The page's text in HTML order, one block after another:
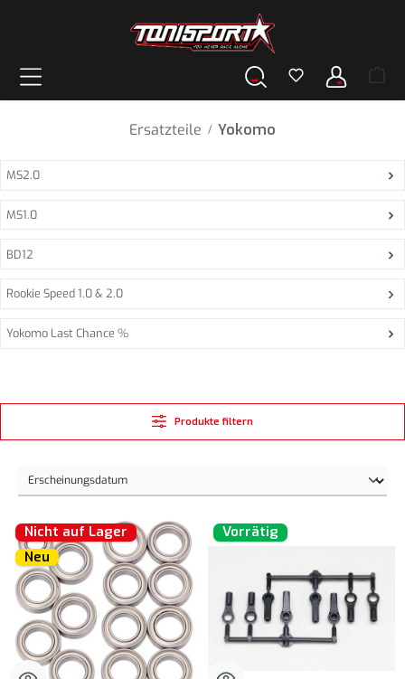
Ersatzteile / Yokomo
MS2.0
MS1.0
BD12
Rookie Speed 1.0 & 2.0
Yokomo Last Chance %
Produkte filtern
Nicht auf Lager
Neu
Vorrätig